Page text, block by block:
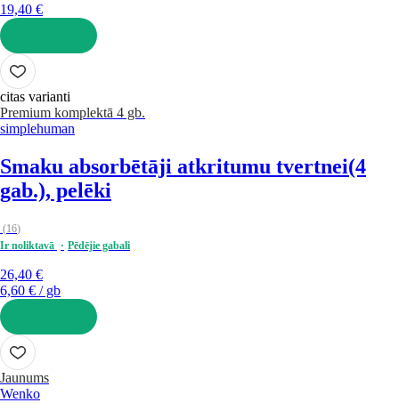
19,40 €
LIKT GROZĀ
citas varianti
Premium komplektā 4 gb.
simplehuman
Smaku absorbētāji atkritumu tvertnei(4
gab.), pelēki
(16)
Ir noliktavā
Pēdējie gabali
26,40 €
6,60 € / gb
LIKT GROZĀ
Jaunums
Wenko